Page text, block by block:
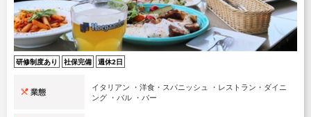
研修制度あり 社保完備 週休2日
業態
イタリアン ・洋食・スパニッシュ ・レストラン・ダイニ
ング ・バル ・バー